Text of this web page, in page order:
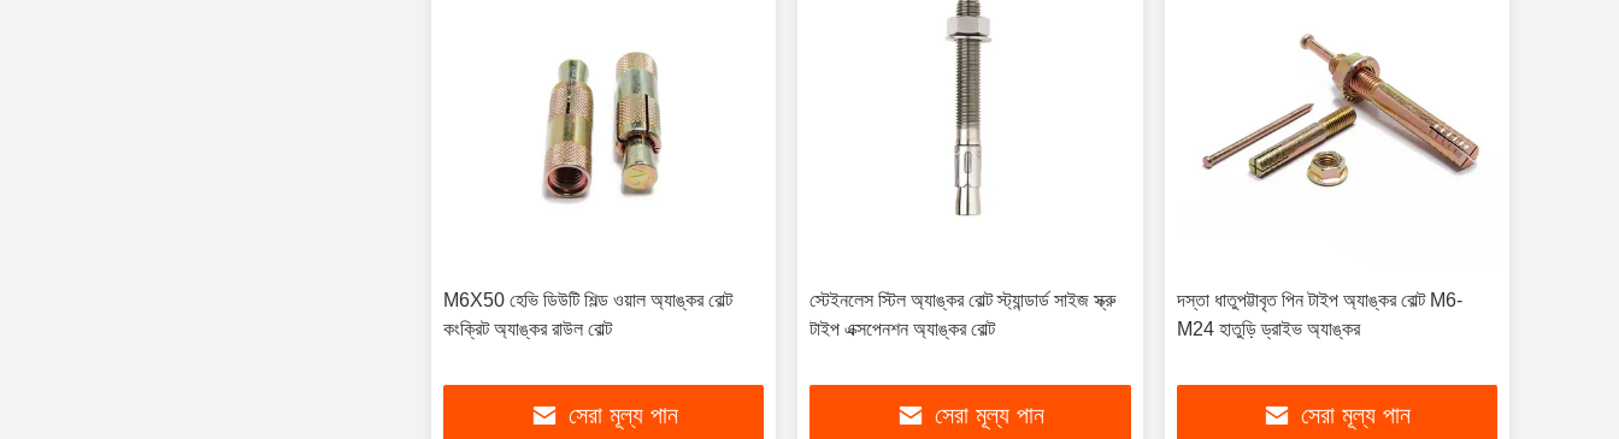
M6X50 হেভি ডিউটি ​​শিল্ড ওয়াল অ্যাঙ্কর বোল্ট
কংক্রিট অ্যাঙ্কর রাউল বোল্ট
সেরা মূল্য পান
স্টেইনলেস স্টিল অ্যাঙ্কর বোল্ট স্ট্যান্ডার্ড সাইজ স্ক্রু
টাইপ এক্সপেনশন অ্যাঙ্কর বোল্ট
সেরা মূল্য পান
দস্তা ধাতুপট্টাবৃত পিন টাইপ অ্যাঙ্কর বোল্ট M6-
M24 হাতুড়ি ড্রাইভ অ্যাঙ্কর
সেরা মূল্য পান